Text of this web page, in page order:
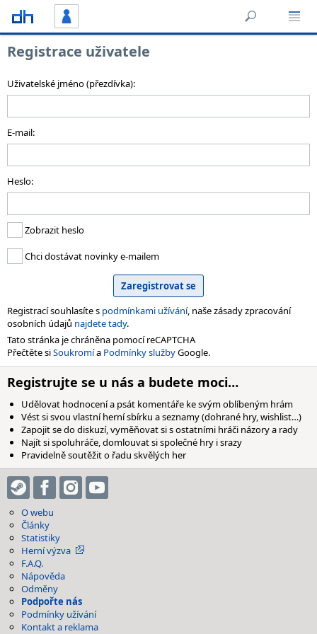
Registrace uživatele
Uživatelské jméno (přezdívka):
E-mail:
Heslo:
Zobrazit heslo
Chci dostávat novinky e-mailem
Registrací souhlasíte s podmínkami užívání, naše zásady zpracování
osobních údajů najdete tady.
Tato stránka je chráněna pomocí reCAPTCHA
Přečtěte siSoukromía Podmínky službyGoogle.
Registrujte se u nás a budete moci…
Udělovat hodnocení a psát komentáře ke svým oblíbeným hrám
Vést si svou vlastní herní sbírku a seznamy (dohrané hry, wishlist…)
Zapojit se do diskuzí, vyměňovat si s ostatními hráči názory a rady
Najít si spoluhráče, domlouvat si společné hry i srazy
Pravidelně soutěžit o řadu skvělých her
O webu
Články
Statistiky
Herní výzva
F.A.Q.
Nápověda
Odměny
Podpořte nás
Podmínky užívání
Kontakt a reklama